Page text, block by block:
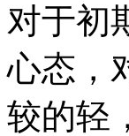
对于初
心态，
较的轻